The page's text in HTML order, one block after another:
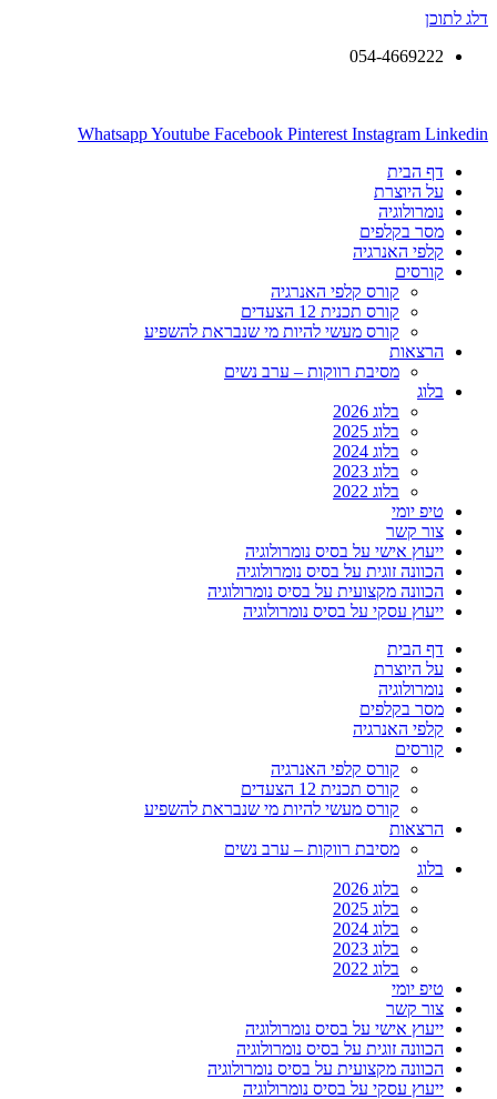
דלג לתוכן
054-4669222
WhatsappYoutube Facebook Pinterest Instagram Linkedin
דף הבית
על היוצרת
נומרולוגיה
מסר בקלפים
קלפי האנרגיה
קורסים
קורס קלפי האנרגיה
קורס תכנית 12 הצעדים
קורס מעשי להיות מי שנבראת להשפיע
הרצאות
מסיבת רווקות – ערב נשים
בלוג
בלוג 2026
בלוג 2025
בלוג 2024
בלוג 2023
בלוג 2022
טיפ יומי
צור קשר
ייעוץ אישי על בסיס נומרולוגיה
הכוונה זוגית על בסיס נומרולוגיה
הכוונה מקצועית על בסיס נומרולוגיה
ייעוץ עסקי על בסיס נומרולוגיה
דף הבית
על היוצרת
נומרולוגיה
מסר בקלפים
קלפי האנרגיה
קורסים
קורס קלפי האנרגיה
קורס תכנית 12 הצעדים
קורס מעשי להיות מי שנבראת להשפיע
הרצאות
מסיבת רווקות – ערב נשים
בלוג
בלוג 2026
בלוג 2025
בלוג 2024
בלוג 2023
בלוג 2022
טיפ יומי
צור קשר
ייעוץ אישי על בסיס נומרולוגיה
הכוונה זוגית על בסיס נומרולוגיה
הכוונה מקצועית על בסיס נומרולוגיה
ייעוץ עסקי על בסיס נומרולוגיה